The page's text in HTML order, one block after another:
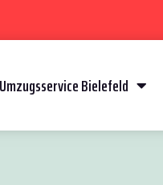
Umzugsservice Bielefeld